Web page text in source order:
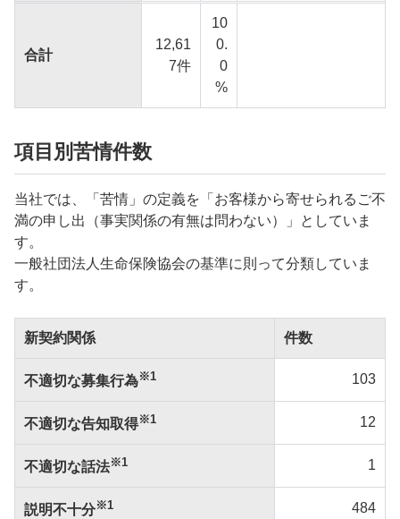
合計
12,61
7件
10
0.
0
%
項目別苦情件数
当社では、「苦情」の定義を「お客様から寄せられるご不
満の申し出（事実関係の有無は問わない）」としていま
す。
一般社団法人生命保険協会の基準に則って分類していま
す。
新契約関係 件数
不適切な募集行為※1 103
不適切な告知取得※1 12
不適切な話法※1 1
説明不十分※1 484